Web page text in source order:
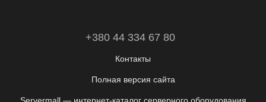
+380 44 334 67 80
Контакты
Полная версия сайта